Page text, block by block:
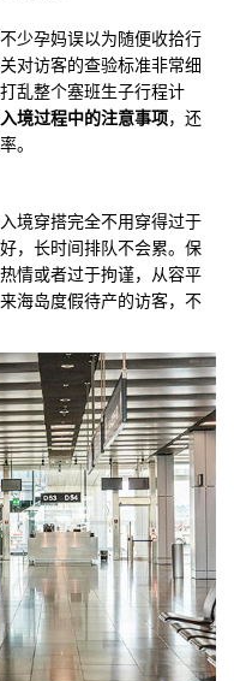
孕妈误以为随便收拾行
对访客的查验标准非常细
乱整个塞班生子行程计
境过程中的注意事项，还
。
穿搭完全不用穿得过于
，长时间排队不会累。保
情或者过于拘谨，从容平
海岛度假待产的访客，不